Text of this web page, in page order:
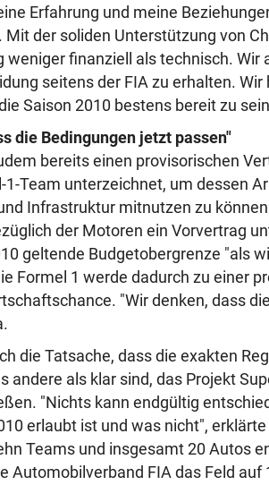
Erfahrung und meine
der soliden Unterstützung von
weniger finanziell als technisch. Wir
seitens der FIA zu erhalten. Wir
Saison 2010 bestens bereit zu
die Bedingungen jetzt passen"
bereits einen provisorischen
1-Team unterzeichnet, um dessen
Infrastruktur mitnutzen zu
der Motoren ein Vorvertrag
geltende Budgetobergrenze "als
Formel 1 werde dadurch zu einer
"Wir denken, dass
die Tatsache, dass die exakten
andere als klar sind, das Projekt
"Nichts kann endgültig
erlaubt ist und was nicht",
Teams und insgesamt 20 Autos
Automobilverband FIA das Feld auf